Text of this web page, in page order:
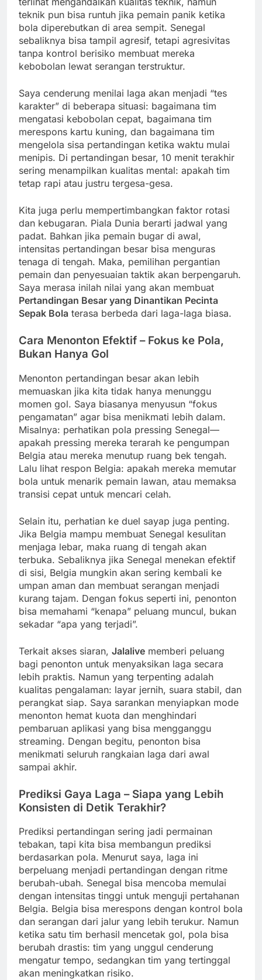
teknik pun bisa runtuh jika pemain panik ketika
bola diperebutkan di area sempit. Senegal
sebaliknya bisa tampil agresif, tetapi agresivitas
tanpa kontrol berisiko membuat mereka
kebobolan lewat serangan terstruktur.
Saya cenderung menilai laga akan menjadi “tes
karakter” di beberapa situasi: bagaimana tim
mengatasi kebobolan cepat, bagaimana tim
merespons kartu kuning, dan bagaimana tim
mengelola sisa pertandingan ketika waktu mulai
menipis. Di pertandingan besar, 10 menit terakhir
sering menampilkan kualitas mental: apakah tim
tetap rapi atau justru tergesa-gesa.
Kita juga perlu mempertimbangkan faktor rotasi
dan kebugaran. Piala Dunia berarti jadwal yang
padat. Bahkan jika pemain bugar di awal,
intensitas pertandingan besar bisa menguras
tenaga di tengah. Maka, pemilihan pergantian
pemain dan penyesuaian taktik akan berpengaruh.
Saya merasa inilah nilai yang akan membuat
Pertandingan Besar yang Dinantikan Pecinta
Sepak Bola terasa berbeda dari laga-laga biasa.
Cara Menonton Efektif – Fokus ke Pola,
Bukan Hanya Gol
Menonton pertandingan besar akan lebih
memuaskan jika kita tidak hanya menunggu
momen gol. Saya biasanya menyusun “fokus
pengamatan” agar bisa menikmati lebih dalam.
Misalnya: perhatikan pola pressing Senegal—
apakah pressing mereka terarah ke pengumpan
Belgia atau mereka menutup ruang bek tengah.
Lalu lihat respon Belgia: apakah mereka memutar
bola untuk menarik pemain lawan, atau memaksa
transisi cepat untuk mencari celah.
Selain itu, perhatian ke duel sayap juga penting.
Jika Belgia mampu membuat Senegal kesulitan
menjaga lebar, maka ruang di tengah akan
terbuka. Sebaliknya jika Senegal menekan efektif
di sisi, Belgia mungkin akan sering kembali ke
umpan aman dan membuat serangan menjadi
kurang tajam. Dengan fokus seperti ini, penonton
bisa memahami “kenapa” peluang muncul, bukan
sekadar “apa yang terjadi”.
Terkait akses siaran, Jalalive memberi peluang
bagi penonton untuk menyaksikan laga secara
lebih praktis. Namun yang terpenting adalah
kualitas pengalaman: layar jernih, suara stabil, dan
perangkat siap. Saya sarankan menyiapkan mode
menonton hemat kuota dan menghindari
pembaruan aplikasi yang bisa mengganggu
streaming. Dengan begitu, penonton bisa
menikmati seluruh rangkaian laga dari awal
sampai akhir.
Prediksi Gaya Laga – Siapa yang Lebih
Konsisten di Detik Terakhir?
Prediksi pertandingan sering jadi permainan
tebakan, tapi kita bisa membangun prediksi
berdasarkan pola. Menurut saya, laga ini
berpeluang menjadi pertandingan dengan ritme
berubah-ubah. Senegal bisa mencoba memulai
dengan intensitas tinggi untuk menguji pertahanan
Belgia. Belgia bisa merespons dengan kontrol bola
dan serangan dari jalur yang lebih terukur. Namun
ketika satu tim berhasil mencetak gol, pola bisa
berubah drastis: tim yang unggul cenderung
mengatur tempo, sedangkan tim yang tertinggal
akan meningkatkan risiko.